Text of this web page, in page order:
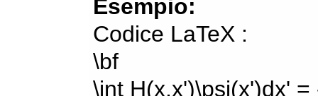
Esempio:
Codice LaTeX :
\bf
\int H(x,x')\psi(x')dx'